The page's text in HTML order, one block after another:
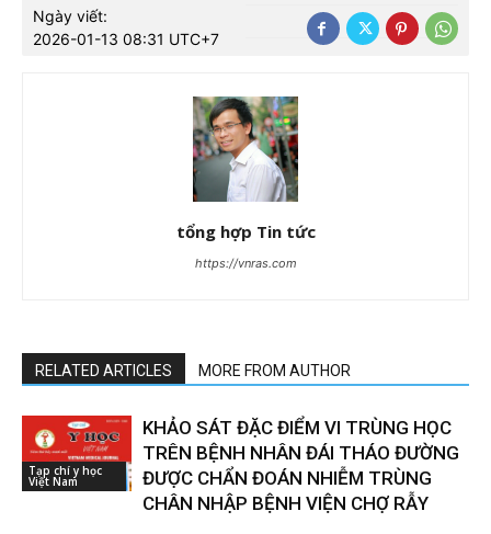
Ngày viết:
2026-01-13 08:31 UTC+7
tổng hợp Tin tức
https://vnras.com
RELATED ARTICLES MORE FROM AUTHOR
Tạp chí y học
Việt Nam
KHẢO SÁT ĐẶC ĐIỂM VI TRÙNG HỌC
TRÊN BỆNH NHÂN ĐÁI THÁO ĐƯỜNG
ĐƯỢC CHẨN ĐOÁN NHIỄM TRÙNG
CHÂN NHẬP BỆNH VIỆN CHỢ RẪY